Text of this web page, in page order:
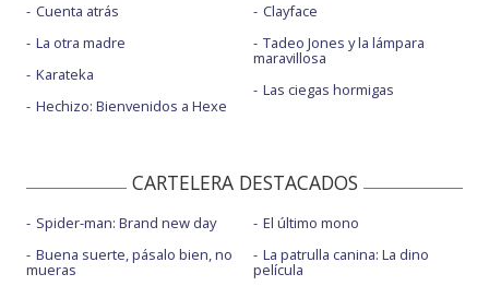
Cuenta atrás
La otra madre
Karateka
Hechizo: Bienvenidos a Hexe
Clayface
Tadeo Jones y la lámpara
maravillosa
Las ciegas hormigas
CARTELERA DESTACADOS
Spider-man: Brand new day
Buena suerte, pásalo bien, no
mueras
El último mono
La patrulla canina: La dino
película